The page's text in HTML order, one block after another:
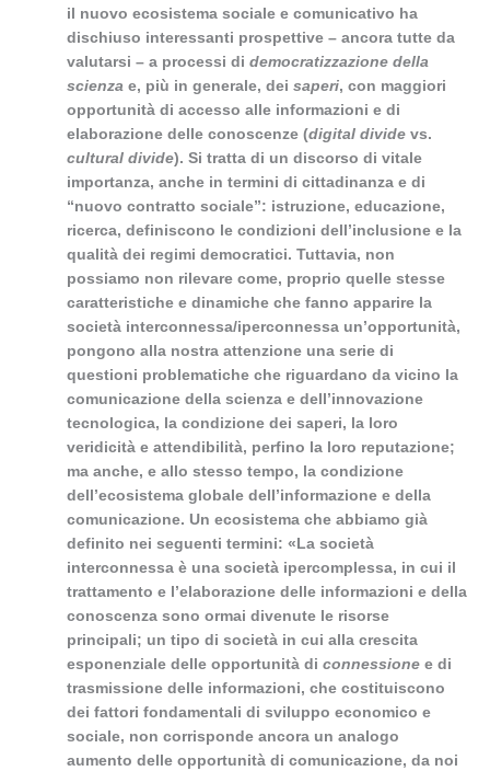
il nuovo ecosistema sociale e comunicativo ha
dischiuso interessanti prospettive – ancora tutte da
valutarsi – a processi didemocratizzazione della
scienzae, più in generale, deisaperi, con maggiori
opportunità di accesso alle informazioni e di
elaborazione delle conoscenze (digital divide vs.
cultural divide). Si tratta di un discorso di vitale
importanza, anche in termini di cittadinanza e di
“nuovo contratto sociale”: istruzione, educazione,
ricerca, definiscono le condizioni dell’inclusione e la
qualità dei regimi democratici. Tuttavia, non
possiamo non rilevare come, proprio quelle stesse
caratteristiche e dinamiche che fanno apparire la
società interconnessa/iperconnessa un’opportunità,
pongono alla nostra attenzione una serie di
questioni problematiche che riguardano da vicino la
comunicazione della scienza e dell’innovazione
tecnologica, la condizione dei saperi, la loro
veridicità e attendibilità, perfino la loro reputazione;
ma anche, e allo stesso tempo, la condizione
dell’ecosistema globale dell’informazione e della
comunicazione. Un ecosistema che abbiamo già
definito nei seguenti termini: «La società
interconnessa è una società ipercomplessa, in cui il
trattamento e l’elaborazione delle informazioni e della
conoscenza sono ormai divenute le risorse
principali; un tipo di società in cui alla crescita
esponenziale delle opportunità diconnessione e di
trasmissione delle informazioni, che costituiscono
dei fattori fondamentali di sviluppo economico e
sociale, non corrisponde ancora un analogo
aumento delle opportunità di comunicazione, da noi